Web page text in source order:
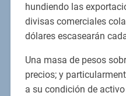
hundiendo las
divisas comerciales
dólares escasearán
Una masa de pesos
precios; y
a su condición de